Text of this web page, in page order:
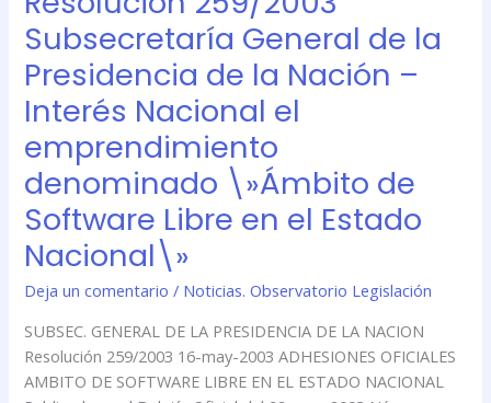
Subsecretaría General de la
Presidencia de la Nación –
Interés Nacional el
emprendimiento
denominado \»Ámbito de
Software Libre en el Estado
Nacional\»
Deja un comentario / Noticias. Observatorio Legislación
SUBSEC. GENERAL DE LA PRESIDENCIA DE LA NACION
Resolución 259/2003 16-may-2003 ADHESIONES OFICIALES
AMBITO DE SOFTWARE LIBRE EN EL ESTADO NACIONAL
Subsecretaría
General
de
la
Presidencia
de
la
Nación
–
Interés
Nacional
el
emprendimiento
denominado
\»Ámbito